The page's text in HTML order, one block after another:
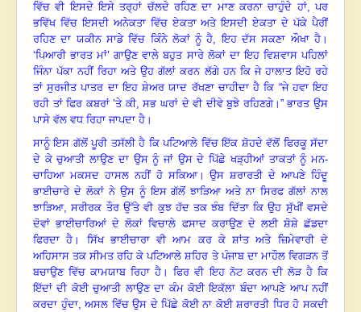
ਵਿੱਚ ਵੀ ਇਸਦੇ ਇਸੇ ਤਰ੍ਹਾਂ ਚੱਲਦੇ ਰਹਿਣ ਦਾ ਮਾਣ ਕਰਨਾ ਚਾਹੁੰਦੇ ਹਾਂ,ਪਰ
ਭਵਿੱਖ ਵਿੱਚ ਇਸਦੀ ਅਨੇਕਤਾ ਵਿੱਚ ਏਕਤਾ ਅਤੇ ਇਸਦੀ ਏਕਤਾ ਦੇ ਪੱਕੇ ਪੈਰੀਂ
ਰਹਿਣ ਦਾ ਯਕੀਨ ਸਾਡੇ ਵਿੱਚ ਕਿੰਨੇ ਲੋਕਾਂ ਨੂੰ ਹੈ,ਇਹ ਦੱਸ ਸਕਣਾ ਔਖਾ ਹੈ ।
‘ਪਿਆਰੀ ਭਾਰਤ ਮਾਂ’ ਗਾਉਣ ਵਾਲੇ ਬਹੁਤ ਸਾਰੇ ਲੋਕਾਂ ਦਾ ਇਹ ਵਿਸ਼ਵਾਸ ਪਹਿਲਾਂ
ਜਿੰਨਾ ਪੱਕਾ ਨਹੀਂ ਰਿਹਾ ਅਤੇ ਉਹ ਗੱਲਾਂ ਕਰਨ ਲੱਗੇ ਹਨ ਕਿ ਜੇ ਹਾਲਾਤ ਇਹੋ ਰਹੇ
ਤਾਂ ਸੁਰਜੀਤ ਪਾਤਰ ਦਾ ਇਹ ਸ਼ੇਅਰ ਯਾਦ ਰੱਖਣਾ ਚਾਹੀਦਾ ਹੈ ਕਿ “ਜੇ ਹਵਾ ਇਹ
ਰਹੀ ਤਾਂ ਫਿਰ ਕਬਰਾਂ ’ਤੇ ਕੀ,ਸਭ ਘਰਾਂ ਦੇ ਵੀ ਦੀਵੇ ਬੁਝੇ ਰਹਿਣਗੇ। ” ਭਾਰਤ ਉਸ
ਪਾਸੇ ਵੱਲ ਵਧ ਰਿਹਾ ਜਾਪਦਾ ਹੈ ।
ਸਾਨੂੰ ਇਸ ਗੱਲੋਂ ਪੂਰੀ ਤਸੱਲੀ ਹੈ ਕਿ ਪਟਿਆਲੇ ਵਿੱਚ ਇੱਕ ਸ਼ੋਹਦੇ ਵੱਲੋਂ ਫਿਰਕੂ ਸੱਦਾ
ਦੇ ਕੇ ਚੁਆਤੀ ਲਾਉਣ ਦਾ ਉਸ ਨੂੰ ਜਾਂ ਉਸ ਦੇ ਪਿੱਛੇ ਖੜ੍ਹੀਆਂ ਤਾਕਤਾਂ ਨੂੰ ਮਨ-
ਚਾਹਿਆ ਮਕਸਦ ਹਾਸਲ ਨਹੀਂ ਹੋ ਸਕਿਆ।ਉਸ ਸ਼ਰਾਰਤੀ ਦੇ ਆਪਣੇ ਹਿੰਦੂ
ਭਾਈਚਾਰੇ ਦੇ ਲੋਕਾਂ ਨੇ ਉਸ ਨੂੰ ਇਸ ਗੱਲੋਂ ਝਾੜਿਆ ਅਤੇ ਨਾ ਸਿਰਫ ਗੱਲਾਂ ਨਾਲ
ਝਾੜਿਆ,ਸਰੀਰਕ ਤੌਰ ਉੱਤੇ ਵੀ ਕੁਝ ਹੱਦ ਤਕ ਝੰਬ ਦਿੱਤਾ ਕਿ ਉਹ ਸੁੱਖੀਂ ਵਸਦੇ
ਦੋਵਾਂ ਭਾਈਚਾਰਿਆਂ ਦੇ ਲੋਕਾਂ ਵਿਚਾਲੇ ਫਸਾਦ ਕਰਾਉਣ ਦੇ ਲਈ ਸ਼ੋਸ਼ੇ ਛੱਡਦਾ
ਫਿਰਦਾ ਹੈ । ਸਿੱਖ ਭਾਈਚਾਰਾ ਵੀ ਆਮ ਕਰ ਕੇ ਸ਼ਾਂਤ ਅਤੇ ਜ਼ਿਮੇਵਾਰੀ ਦੇ
ਅਹਿਸਾਸ ਤਕ ਸੀਮਤ ਰਹਿ ਕੇ ਪਟਿਆਲੇ ਸ਼ਹਿਰ ਤੇ ਪੰਜਾਬ ਦਾ ਮਾਹੌਲ ਵਿਗੜਨ ਤੋਂ
ਬਚਾਉਣ ਵਿੱਚ ਕਾਮਯਾਬ ਰਿਹਾ ਹੈ ।ਫਿਰ ਵੀ ਇਹ ਨੋਟ ਕਰਨ ਦੀ ਲੋੜ ਹੈ ਕਿ
ਇੱਦਾਂ ਦੀ ਕੋਈ ਚੁਆਤੀ ਲਾਉਣ ਦਾ ਕੰਮ ਕੋਈ ਇਕੱਲਾ ਬੰਦਾ ਆਪਣੇ ਆਪ ਨਹੀਂ
ਕਰਦਾ ਹੁੰਦਾ,ਅਸਲ ਵਿੱਚ ਉਸ ਦੇ ਪਿੱਛੇ ਕੋਈ ਨਾ ਕੋਈ ਸ਼ਰਾਰਤੀ ਧਿਰ ਹੋ ਸਕਦੀ